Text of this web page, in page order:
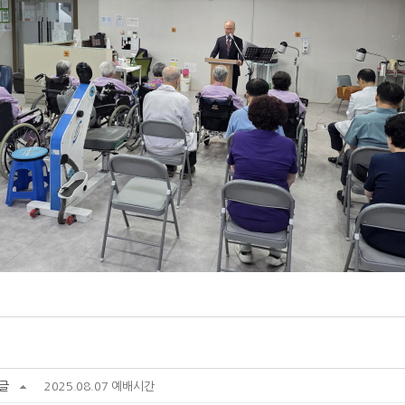
2025.08.07 예배시간